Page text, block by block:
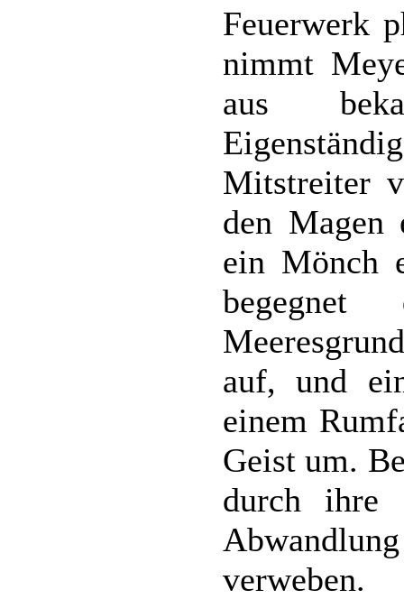
Feuerwerk
nimmt
aus
Mitstreiter
den Magen
ein Mönch
auf, und
einem
Geist um.
durch ihre
verweben.